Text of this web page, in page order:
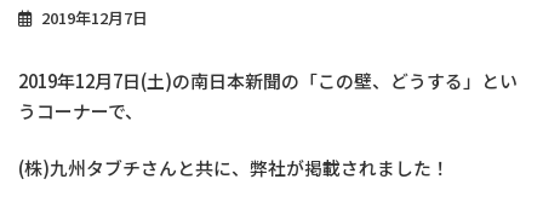
2019年12月7日
2019年12月7日(土)の南日本新聞の「この壁、どうする」とい
うコーナーで、
(株)九州タブチさんと共に、弊社が掲載されました！